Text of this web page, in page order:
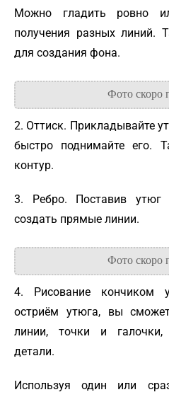
Можно гладить ровно
получения разных линий.
для создания фона.
2. Оттиск. Прикладывайте
быстро поднимайте его.
контур.
3. Ребро. Поставив
создать прямые линии.
4. Рисование кончиком
остриём утюга, вы
линии, точки и
детали.
Используя один или